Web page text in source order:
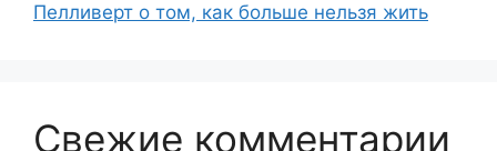
Пелливерт о том, как больше нельзя жить
Свежие комментарии